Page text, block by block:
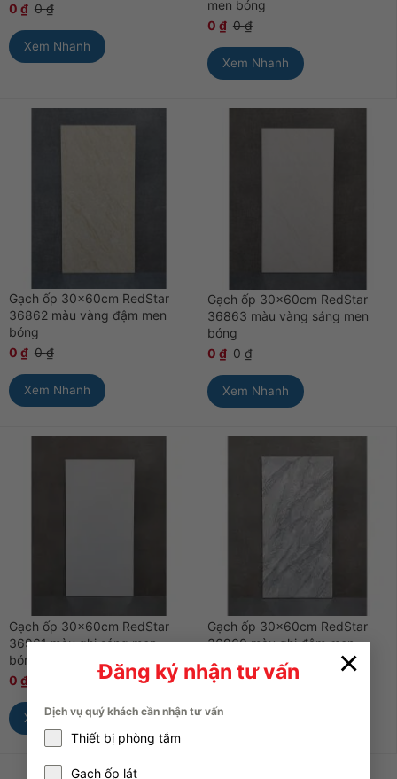
Đăng ký nhận tư vấn
Dịch vụ quý khách cần nhận tư vấn
Thiết bị phòng tắm
Gạch ốp lát
×
0 ₫ 0₫
Xem Nhanh
men bóng
0 ₫ 0₫
Xem Nhanh
Gạch ốp 30x60cm RedStar
36862 màu vàng đậm men
bóng
0 ₫ 0₫
Xem Nhanh
Gạch ốp 30x60cm RedStar
36863 màu vàng sáng men
bóng
0 ₫ 0₫
Xem Nhanh
Gạch ốp 30x60cm RedStar
36961 màu ghi sáng men
bóng
0 ₫
Xem Nhanh
Gạch ốp 30x60cm RedStar
36960 màu ghi đậm men
bóng
0₫ 0₫
Xem Nhanh